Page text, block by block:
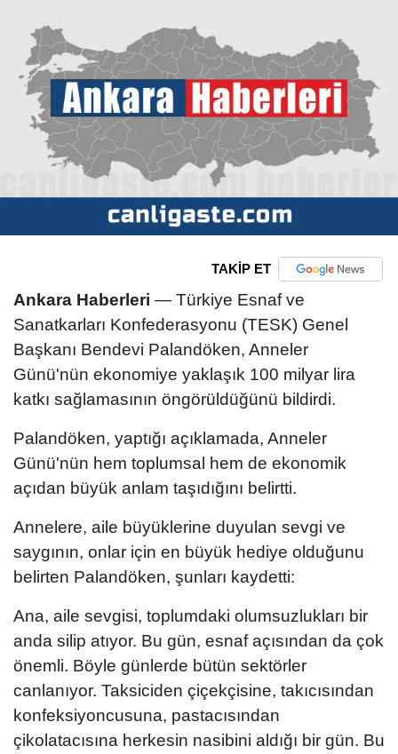
TAKİP ET
Ankara Haberleri — Türkiye Esnaf ve
Sanatkarları Konfederasyonu (TESK) Genel
Başkanı Bendevi Palandöken, Anneler
Günü'nün ekonomiye yaklaşık 100 milyar lira
katkı sağlamasının öngörüldüğünü bildirdi.
Palandöken, yaptığı açıklamada, Anneler
Günü'nün hem toplumsal hem de ekonomik
açıdan büyük anlam taşıdığını belirtti.
Annelere, aile büyüklerine duyulan sevgi ve
saygının, onlar için en büyük hediye olduğunu
belirten Palandöken, şunları kaydetti:
Ana, aile sevgisi, toplumdaki olumsuzlukları bir
anda silip atıyor. Bu gün, esnaf açısından da çok
önemli. Böyle günlerde bütün sektörler
canlanıyor. Taksiciden çiçekçisine, takıcısından
konfeksiyoncusuna, pastacısından
çikolatacısına herkesin nasibini aldığı bir gün. Bu